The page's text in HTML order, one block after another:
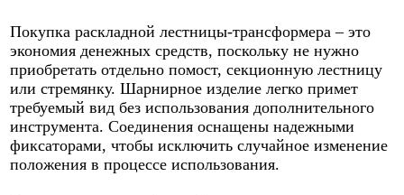
Покупка раскладной лестницы-трансформера – это
экономия денежных средств, поскольку не нужно
приобретать отдельно помост, секционную лестницу
или стремянку. Шарнирное изделие легко примет
требуемый вид без использования дополнительного
инструмента. Соединения оснащены надежными
фиксаторами, чтобы исключить случайное изменение
положения в процессе использования.